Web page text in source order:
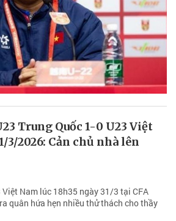
Trung Quốc 1-0 U23 Việt
3/2026: Cản chủ nhà lên
Việt Nam lúc 18h35 ngày 31/3 tại CFA
quân hứa hẹn nhiều thử thách cho thầy